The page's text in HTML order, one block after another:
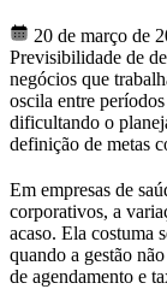
20 de março de
Previsibilidade de
negócios que
oscila entre
dificultando o
definição de metas
Em empresas de
corporativos, a
acaso. Ela costuma
quando a gestão
de agendamento e